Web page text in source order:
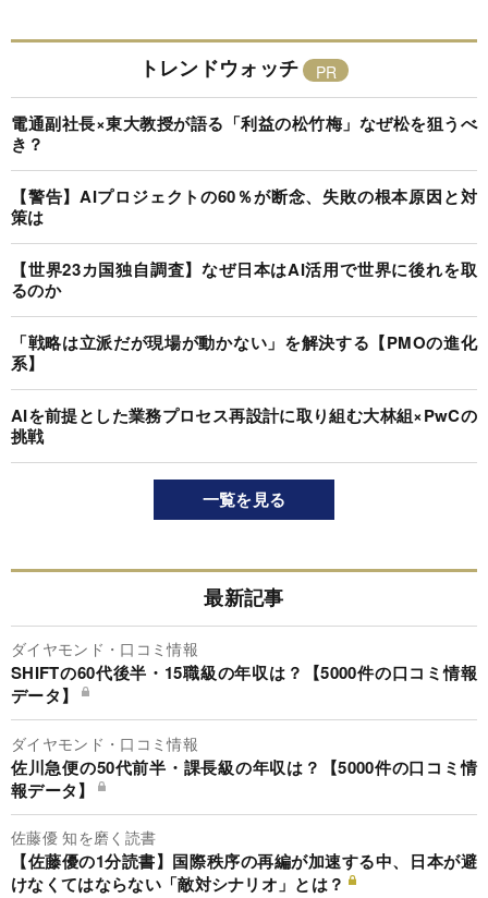
トレンドウォッチ
電通副社長×東大教授が語る「利益の松竹梅」なぜ松を狙うべ
き？
【警告】AIプロジェクトの60％が断念、失敗の根本原因と対
策は
【世界23カ国独自調査】なぜ日本はAI活用で世界に後れを取
るのか
「戦略は立派だが現場が動かない」を解決する【PMOの進化
系】
AIを前提とした業務プロセス再設計に取り組む大林組×PwCの
挑戦
一覧を見る
最新記事
ダイヤモンド・口コミ情報
SHIFTの60代後半・15職級の年収は？【5000件の口コミ情報
データ】
ダイヤモンド・口コミ情報
佐川急便の50代前半・課長級の年収は？【5000件の口コミ情
報データ】
佐藤優 知を磨く読書
【佐藤優の1分読書】国際秩序の再編が加速する中、日本が避
けなくてはならない「敵対シナリオ」とは？